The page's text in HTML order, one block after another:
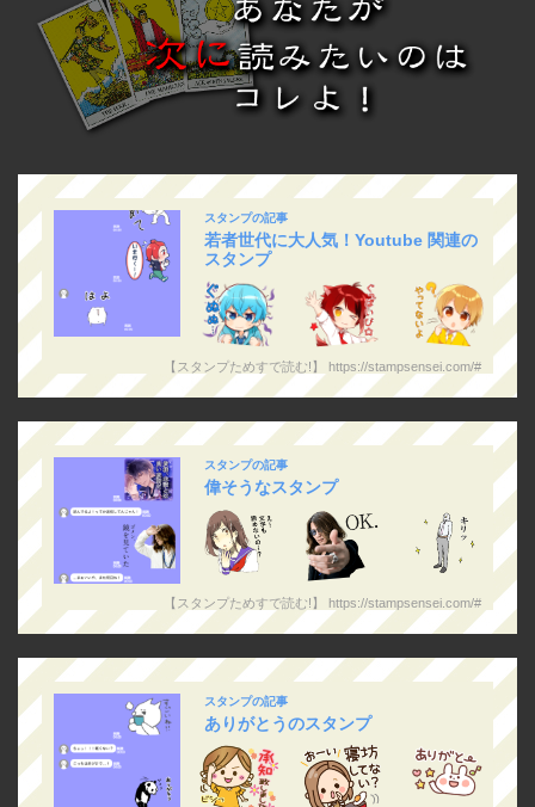
スタンプの記事
若者世代に大人気！Youtube 関連の
スタンプ
【スタンプためすで読む!】 https://stampsensei.com/#
スタンプの記事
偉そうなスタンプ
【スタンプためすで読む!】 https://stampsensei.com/#
スタンプの記事
ありがとうのスタンプ